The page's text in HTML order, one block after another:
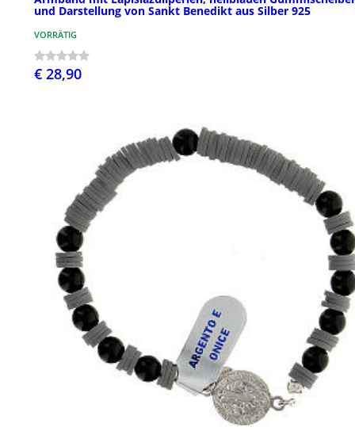
und Darstellung von Sankt Benedikt aus Silber 925
VORRÄTIG
€ 28,90